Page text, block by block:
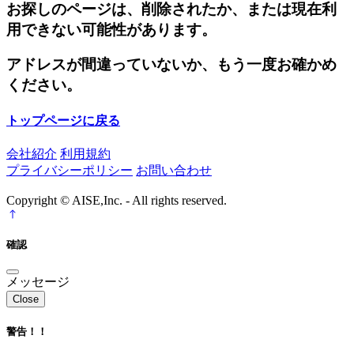
お探しのページは、削除されたか、または現在利
用できない可能性があります。
アドレスが間違っていないか、もう一度お確かめ
ください。
トップページに戻る
会社紹介 利用規約
プライバシーポリシー お問い合わせ
Copyright © AISE,Inc. - All rights reserved.
確認
メッセージ
Close
警告！！